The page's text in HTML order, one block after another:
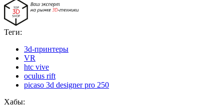
Теги:
3d-принтеры
VR
htc vive
oculus rift
picaso 3d designer pro 250
Хабы: